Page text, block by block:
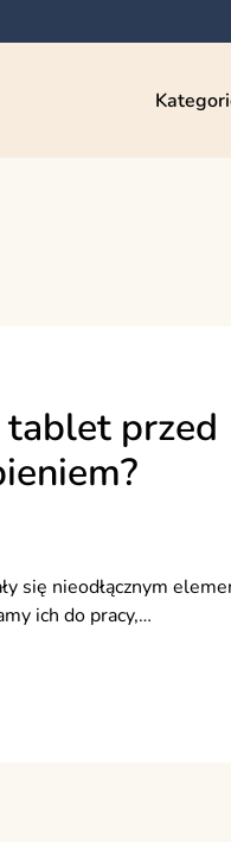
tablet przed
się nieodłącznym
ich do pracy,…